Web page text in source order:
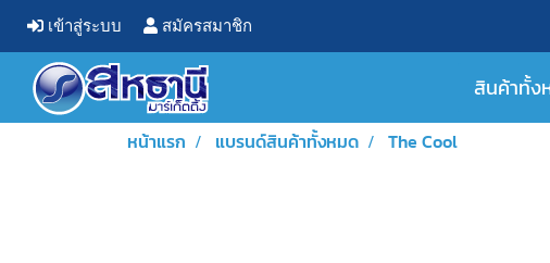
เข้าสู่ระบบ สมัครสมาชิก
สินค้าทั้ง
หน้าแรก แบรนด์สินค้าทั้งหมด The Cool